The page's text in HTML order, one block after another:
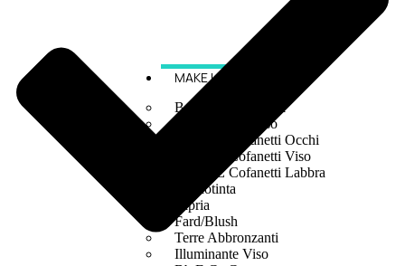
MAKE UP
Base/ Primer Occhi
Base/ Primer Viso
Palette E Cofanetti Occhi
Palette E Cofanetti Viso
Palette E Cofanetti Labbra
Fondotinta
Cipria
Fard/Blush
Terre Abbronzanti
Illuminante Viso